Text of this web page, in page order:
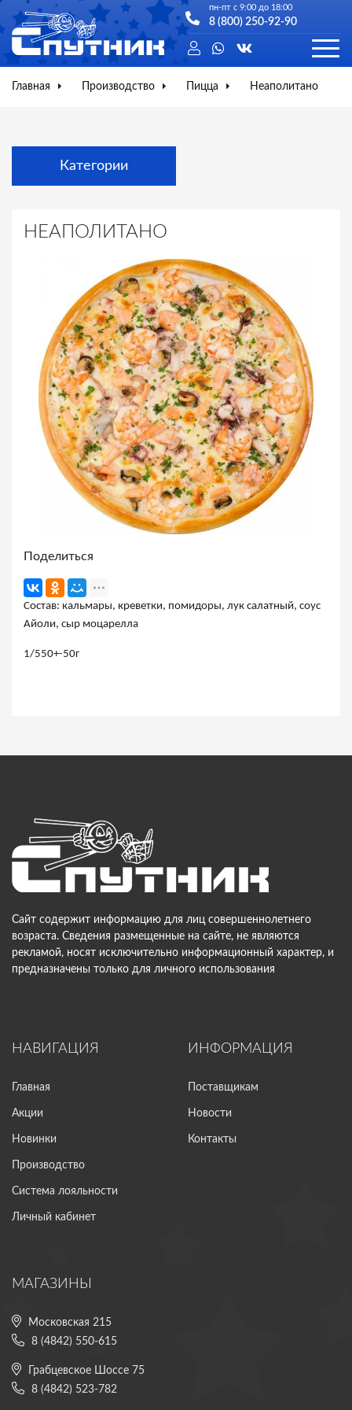
пн-пт с 9:00 до 18:00
8 (800) 250-92-90
Главная Производство Пицца Неаполитано
Категории
НЕАПОЛИТАНО
Поделиться
Состав: кальмары, креветки, помидоры, лук салатный, соус
Айоли, сыр моцарелла
1/550+-50г
Сайт содержит информацию для лиц совершеннолетнего
возраста. Сведения размещенные на сайте, не являются
рекламой, носят исключительно информационный характер, и
предназначены только для личного использования
НАВИГАЦИЯ
Главная
Акции
Новинки
Производство
Система лояльности
Личный кабинет
ИНФОРМАЦИЯ
Поставщикам
Новости
Контакты
МАГАЗИНЫ
Московская 215
8 (4842) 550-615
Грабцевское Шоссе 75
8 (4842) 523-782